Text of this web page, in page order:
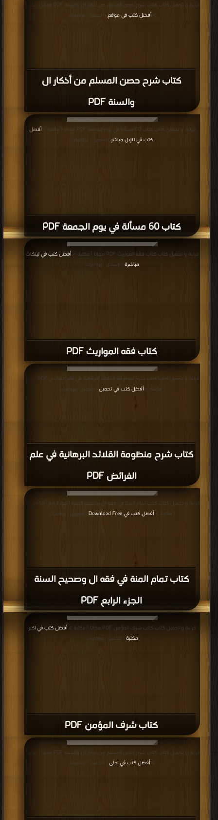
كتاب شرح حصن المسلم من أذكار ال
والسنة PDF
قراءة و تحميل كتاب كتاب شرح حصن المسلم من أذكار ال والسنة PDF مجانا | مكتبة
>أفضل كتب في موقع | التحميل : مرة/مرات
كتاب 60 مسألة في يوم الجمعة PDF
قراءة و تحميل كتاب كتاب 60 مسألة في يوم الجمعة PDF مجانا | مكتبة >
أفضل
كتب في تنزيل مباشر | التحميل : مرة/مرات
كتاب فقه المواريث PDF
قراءة و تحميل كتاب كتاب فقه المواريث PDF مجانا | مكتبة >
أفضل كتب في لينكات
مباشرة
| التحميل : مرة/مرات
كتاب شرح منظومة القلائد البرهانية في علم
الفرائض PDF
| مكتبة >أفضل كتب في تحميل | التحميل : مرة/مرات
كتاب تمام المنة في فقه ال وصحيح السنة
الجزء الرابع PDF
| مكتبة >أفضل كتب في Download Free | التحميل : مرة/مرات
كتاب شرف المؤمن PDF
قراءة و تحميل كتاب كتاب شرف المؤمن PDF مجانا | مكتبة >
أفضل كتب في اكبر
مكتبة
| التحميل : مرة/مرات
قراءة و تحميل كتاب كتاب شرح حصن المسلم من أذكار ال والسنة PDF مجانا | مكتبة
>أفضل كتب في احلى | التحميل : مرة/مرات